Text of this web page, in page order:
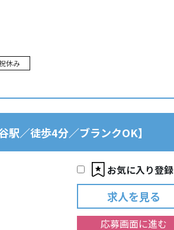
休み
／徒歩4分／ブランクOK】
お気に入り登録
求人を見る
応募画面に進む